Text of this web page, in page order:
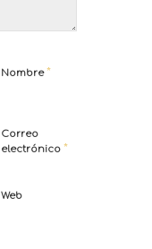
Nombre*
Correo
electrónico *
Web